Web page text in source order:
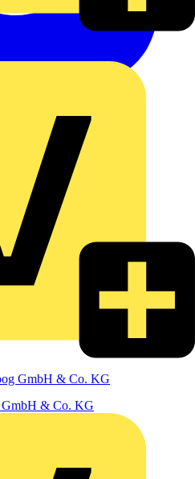
GmbH & Co. KG
GmbH & Co. KG